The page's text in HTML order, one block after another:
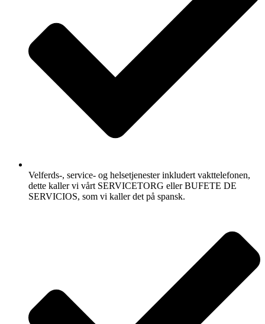
Velferds-, service- og helsetjenester inkludert vakttelefonen,
dette kaller vi vårt SERVICETORG eller BUFETE DE
SERVICIOS, som vi kaller det på spansk.